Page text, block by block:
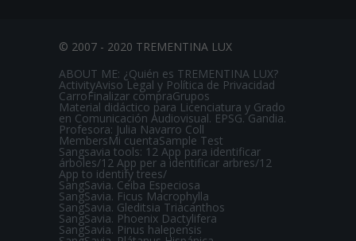
© 2007 - 2020 TREMENTINA LUX
ABOUT ME: ¿Quién es TREMENTINA LUX?
ActivityAviso Legal y Política de Privacidad
CarroFinalizar compraGrupos
Material didáctico para Licenciatura y Grado
en Comunicación Audiovisual. EPSG. Gandia.
Profesora: Julia Navarro Coll
MembersMi cuentaSample Test
Sangsavia tools: 12 App para identificar
árboles/12 App per a identificar arbres/12
App to identify trees/
SangSavia. Ceiba Especiosa
SangSavia. Ficus Macrophylla
SangSavia. Gleditsia Triacanthos
SangSavia. Phoenix Dactylifera
SangSavia. Pinus halepensis